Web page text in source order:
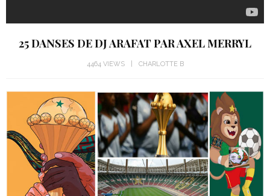
25 DANSES DE DJ ARAFAT PAR AXEL MERRYL
4464 VIEWS CHARLOTTE B